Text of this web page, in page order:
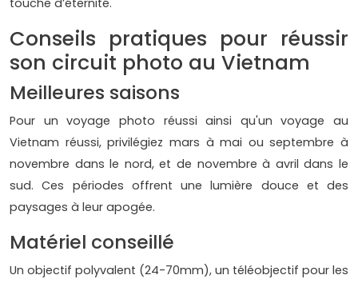
touche d’éternité.
Conseils pratiques pour réussir
son circuit photo au Vietnam
Meilleures saisons
Pour un voyage photo réussi ainsi qu'un voyage au
Vietnam réussi, privilégiez mars à mai ou septembre à
novembre dans le nord, et de novembre à avril dans le
sud. Ces périodes offrent une lumière douce et des
paysages à leur apogée.
Matériel conseillé
Un objectif polyvalent (24-70mm), un téléobjectif pour les